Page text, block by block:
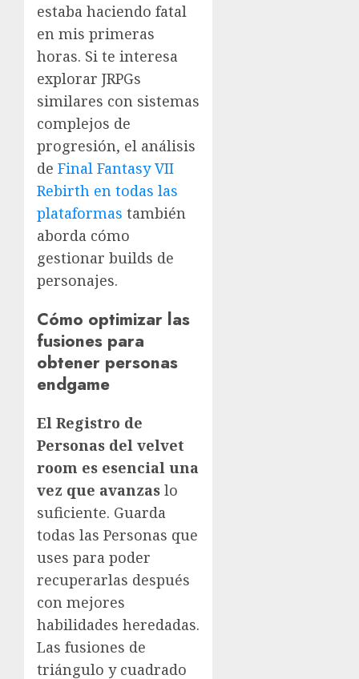
estaba haciendo fatal
en mis primeras
horas. Si te interesa
explorar JRPGs
similares con sistemas
complejos de
progresión, el análisis
de Final Fantasy VII
Rebirth en todas las
plataformas también
aborda cómo
gestionar builds de
personajes.
Cómo optimizar las
fusiones para
obtener personas
endgame
El Registro de
Personas del velvet
room es esencial una
vez que avanzas lo
suficiente. Guarda
todas las Personas que
uses para poder
recuperarlas después
con mejores
habilidades heredadas.
Las fusiones de
triángulo y cuadrado